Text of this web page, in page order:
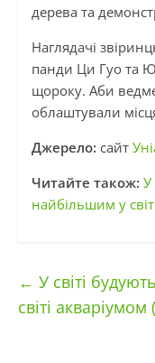
дерева та
Наглядачі
панди Ци Гуо та
щороку. Аби
облаштували
Джерело: сайт
Читайте також: У
найбільшим у
← У світі
світі акваріумом